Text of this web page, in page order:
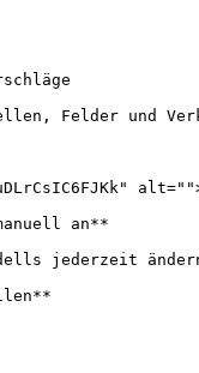
Felder und
an**
jederzeit